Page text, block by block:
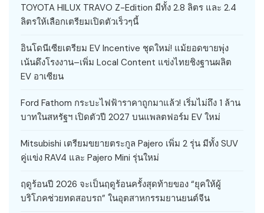
TOYOTA HILUX TRAVO Z-Edition มีทั้ง 2.8 ลิตร และ 2.4
ลิตรให้เลือกเตรียมเปิดตัวเร็วๆนี้
อินโดนีเซียเตรียม EV Incentive ชุดใหม่! แม้ยอดขายพุ่ง
เน้นดึงโรงงาน–เพิ่ม Local Content แข่งไทยชิงฐานผลิต
EV อาเซียน
Ford Fathom กระบะไฟฟ้าราคาถูกมาแล้ว! เริ่มไม่ถึง 1 ล้าน
บาทในสหรัฐฯ เปิดตัวปี 2027 บนแพลตฟอร์ม EV ใหม่
Mitsubishi เตรียมขยายตระกูล Pajero เพิ่ม 2 รุ่น มีทั้ง SUV
คู่แข่ง RAV4 และ Pajero Mini รุ่นใหม่
ฤดูร้อนปี 2026 จะเป็นฤดูร้อนครั้งสุดท้ายของ “ยุคให้ผู้
บริโภคช่วยทดสอบรถ” ในอุตสาหกรรมยานยนต์จีน